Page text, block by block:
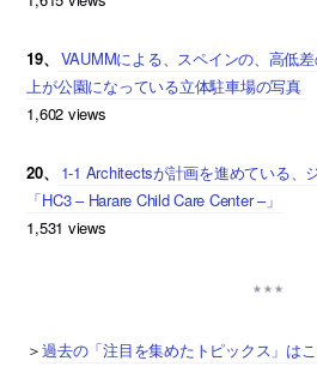
19、 VAUMMによる、スペインの、高低
上が公園になっている立体駐車場の写真
1,602 views
20、
1-1 Architectsが計画を進めている、
「HC3 – Harare Child Care Center –」
1,531 views
＞過去の「注目を集めたトピックス」は